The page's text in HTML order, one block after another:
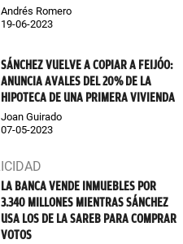
Andrés Romero
19-06-2023
SÁNCHEZ VUELVE A COPIAR A FEIJÓO:
ANUNCIA AVALES DEL 20% DE LA
HIPOTECA DE UNA PRIMERA VIVIENDA
Joan Guirado
07-05-2023
LA BANCA VENDE INMUEBLES POR
3.340 MILLONES MIENTRAS SÁNCHEZ
USA LOS DE LA SAREB PARA COMPRAR
VOTOS